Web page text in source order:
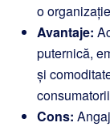
o
Avantaje:
puternică,
și
Cons: